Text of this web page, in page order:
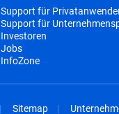
Support für
Support für
Investoren
Jobs
InfoZone
Sitemap